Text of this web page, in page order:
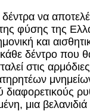
δέντρα να
φύσης της
και
δέντρο
στις
μια